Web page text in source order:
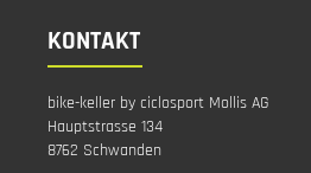
KONTAKT
bike-keller by ciclosport Mollis AG
Hauptstrasse 134
8762 Schwanden